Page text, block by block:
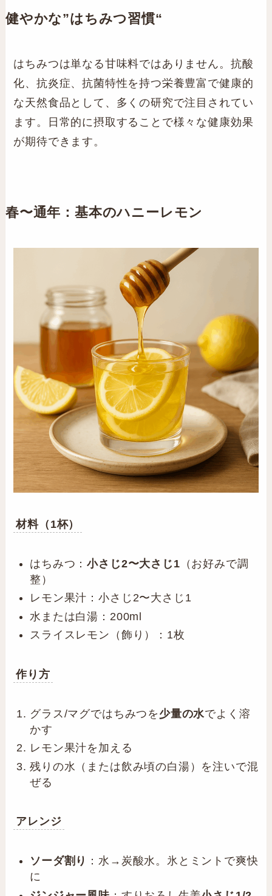
健やかな”はちみつ習慣“
はちみつは単なる甘味料ではありません。抗酸
化、抗炎症、抗菌特性を持つ栄養豊富で健康的
な天然食品として、多くの研究で注目されてい
ます。日常的に摂取することで様々な健康効果
が期待できます。
春〜通年：基本のハニーレモン
材料（1杯）
はちみつ：小さじ2〜大さじ1 （お好みで調
整）
レモン果汁：小さじ2〜大さじ1
水または白湯：200ml
スライスレモン（飾り）：1枚
作り方
グラス/マグではちみつを 少量の水でよく溶
かす
レモン果汁を加える
残りの水（または飲み頃の白湯）を注いで混
ぜる
アレンジ
ソーダ割り ：水→炭酸水。氷とミントで爽快
に